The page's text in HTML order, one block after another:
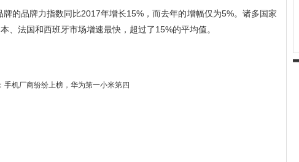
的品牌力指数同比2017年增长15%，而去年的增幅仅为5%。诸多国家
、法国和西班牙市场增速最快，超过了15%的平均值。